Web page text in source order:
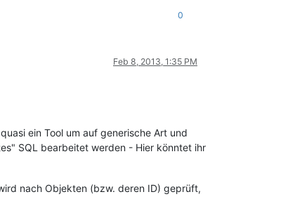
0
Feb 8, 2013, 1:35 PM
ein Tool um auf generische Art und
SQL bearbeitet werden - Hier könntet ihr
nach Objekten (bzw. deren ID) geprüft,